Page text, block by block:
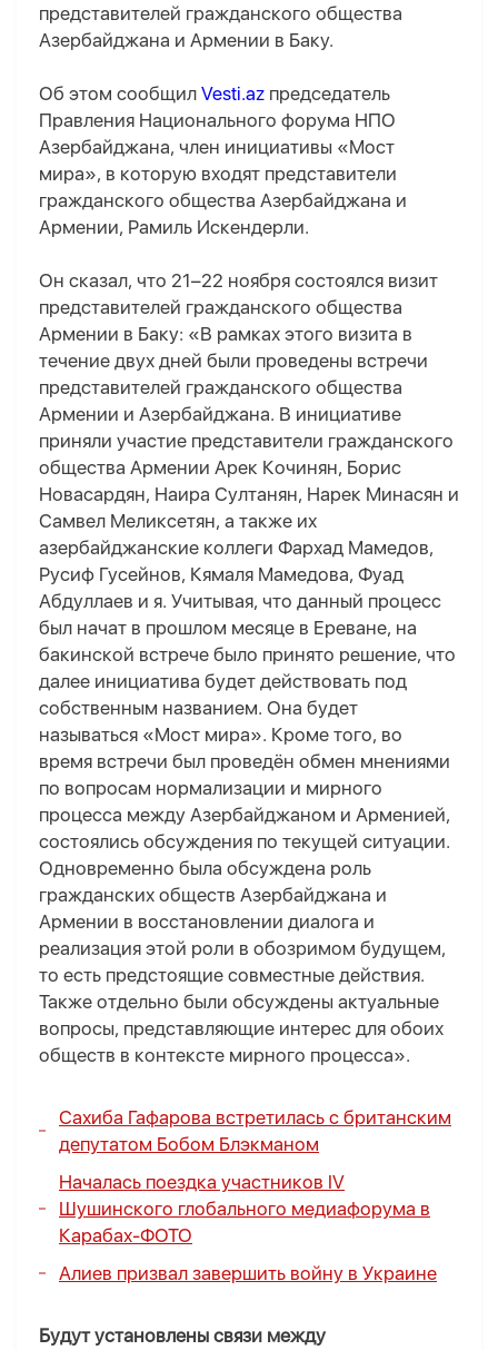
представителей гражданского общества
Азербайджана и Армении в Баку.
Об этом сообщил Vesti.az председатель
Правления Национального форума НПО
Азербайджана, член инициативы «Мост
мира», в которую входят представители
гражданского общества Азербайджана и
Армении, Рамиль Искендерли.
Он сказал, что 21–22 ноября состоялся визит
представителей гражданского общества
Армении в Баку: «В рамках этого визита в
течение двух дней были проведены встречи
представителей гражданского общества
Армении и Азербайджана. В инициативе
приняли участие представители гражданского
общества Армении Арек Кочинян, Борис
Новасардян, Наира Султанян, Нарек Минасян и
Самвел Меликсетян, а также их
азербайджанские коллеги Фархад Мамедов,
Русиф Гусейнов, Кямаля Мамедова, Фуад
Абдуллаев и я. Учитывая, что данный процесс
был начат в прошлом месяце в Ереване, на
бакинской встрече было принято решение, что
далее инициатива будет действовать под
собственным названием. Она будет
называться «Мост мира». Кроме того, во
время встречи был проведён обмен мнениями
по вопросам нормализации и мирного
процесса между Азербайджаном и Арменией,
состоялись обсуждения по текущей ситуации.
Одновременно была обсуждена роль
гражданских обществ Азербайджана и
Армении в восстановлении диалога и
реализация этой роли в обозримом будущем,
то есть предстоящие совместные действия.
Также отдельно были обсуждены актуальные
вопросы, представляющие интерес для обоих
обществ в контексте мирного процесса».
Сахиба Гафарова встретилась с британским
депутатом Бобом Блэкманом
Началась поездка участников IV
Шушинского глобального медиафорума в
Карабах-ФОТО
Алиев призвал завершить войну в Украине
Будут установлены связи между